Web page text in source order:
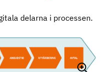
delarna i processen.